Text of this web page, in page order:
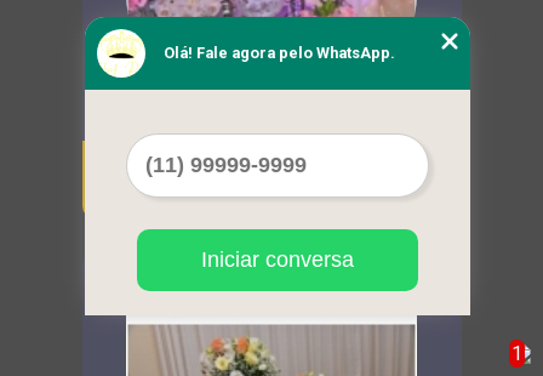
buffet para formatura infantil orçar Santa
Efigênia
Cod.:9080
1
Olá! Fale agora pelo WhatsApp.
Iniciar conversa